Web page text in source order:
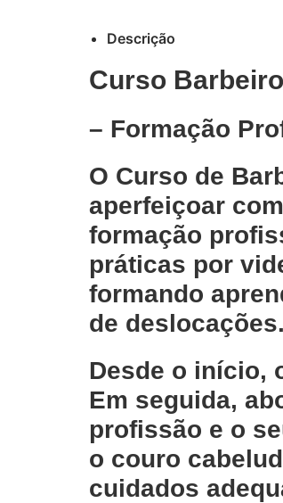
Descrição
Curso
– Formação
O Curso de
aperfeiçoar
formação
práticas por
formando
de deslocações.
Desde o início,
Em seguida,
profissão e o
o couro
cuidados